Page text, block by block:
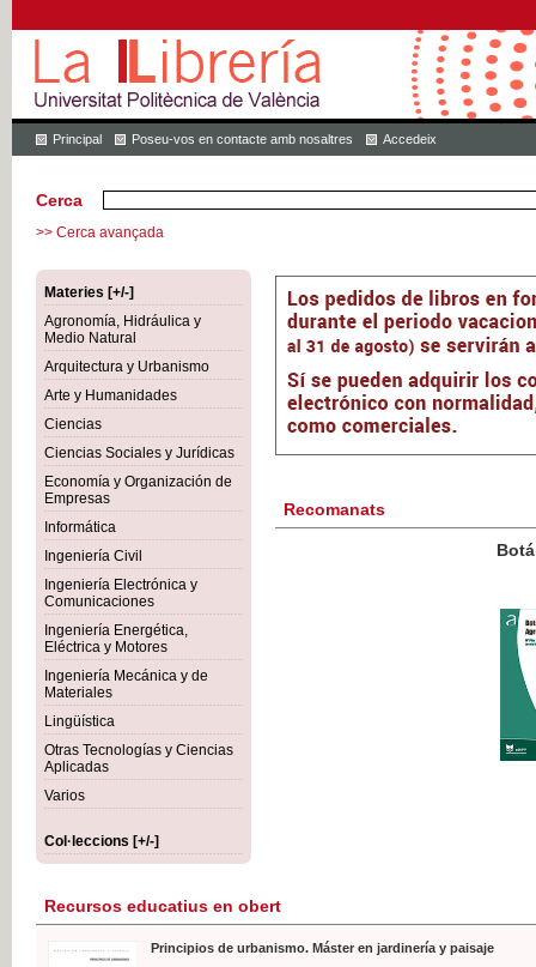
Principal Poseu-vos en contacte amb nosaltres Accedeix
Cerca
>> Cerca avançada
Materies [+/-]
Agronomía, Hidráulica y
Medio Natural
Arquitectura y Urbanismo
Arte y Humanidades
Ciencias
Ciencias Sociales y Jurídicas
Economía y Organización de
Empresas
Informática
Ingeniería Civil
Ingeniería Electrónica y
Comunicaciones
Ingeniería Energética,
Eléctrica y Motores
Ingeniería Mecánica y de
Materiales
Lingüística
Otras Tecnologías y Ciencias
Aplicadas
Varios
Col·leccions [+/-]
Recomanats
IVA
Recursos educatius en obert
Principios de urbanismo. Máster en jardinería y paisaje